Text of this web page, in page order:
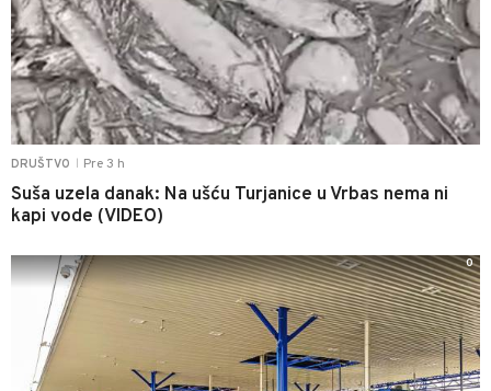
DRUŠTVO Pre 3 h
Suša uzela danak: Na ušću Turjanice u Vrbas nema ni
kapi vode (VIDEO)
0